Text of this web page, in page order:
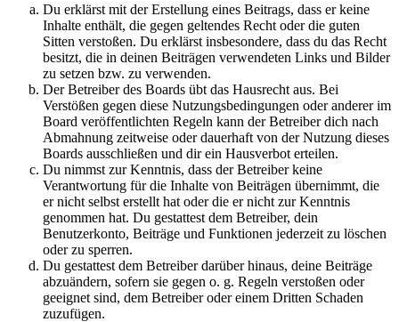
Du erklärst mit der Erstellung eines Beitrags, dass er keine
Inhalte enthält, die gegen geltendes Recht oder die guten
Sitten verstoßen. Du erklärst insbesondere, dass du das Recht
besitzt, die in deinen Beiträgen verwendeten Links und Bilder
zu setzen bzw. zu verwenden.
Der Betreiber des Boards übt das Hausrecht aus. Bei
Verstößen gegen diese Nutzungsbedingungen oder anderer im
Board veröffentlichten Regeln kann der Betreiber dich nach
Abmahnung zeitweise oder dauerhaft von der Nutzung dieses
Boards ausschließen und dir ein Hausverbot erteilen.
Du nimmst zur Kenntnis, dass der Betreiber keine
Verantwortung für die Inhalte von Beiträgen übernimmt, die
er nicht selbst erstellt hat oder die er nicht zur Kenntnis
genommen hat. Du gestattest dem Betreiber, dein
Benutzerkonto, Beiträge und Funktionen jederzeit zu löschen
oder zu sperren.
Du gestattest dem Betreiber darüber hinaus, deine Beiträge
abzuändern, sofern sie gegen o. g. Regeln verstoßen oder
geeignet sind, dem Betreiber oder einem Dritten Schaden
zuzufügen.